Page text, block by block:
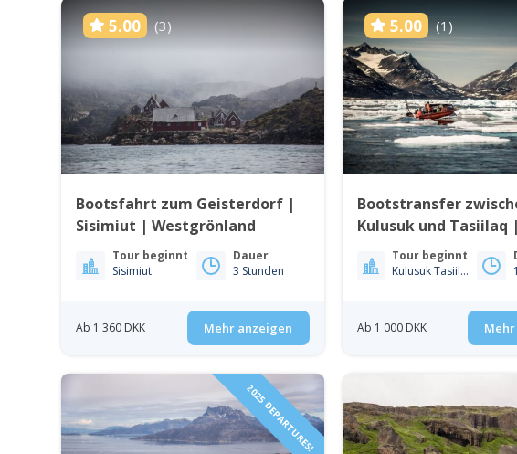
5.00 (3)
Bootsfahrt zum Geisterdorf |
Sisimiut | Westgrönland
Tour beginnt
Sisimiut
Dauer
3 Stunden
Ab 1 360 DKK Mehr anzeigen
5.00 (1)
Bootstransfer
Kulusuk und Tasiilaq |
Ostgrönland
Tour beginnt
Kulusuk Tasiilaq
Ab 1 000 DKK
2025 DEPARTURES!